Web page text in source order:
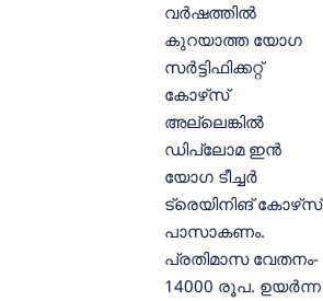
വര്‍ഷത്തില്‍
കുറയാത്ത യോഗ
സര്‍ട്ടിഫിക്കറ്റ്
കോഴ്‌സ്
അല്ലെങ്കില്‍
ഡിപ്ലോമ ഇന്‍
യോഗ ടീച്ചര്‍
ട്രെയിനിങ് കോഴ്‌സ്
പാസാകണം.
പ്രതിമാസ വേതനം-
14000 രൂപ. ഉയര്‍ന്ന